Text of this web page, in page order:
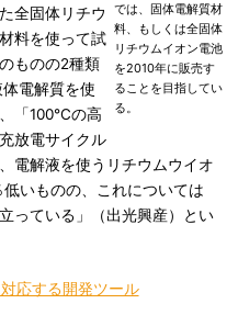
では、固体電解質材
料、もしくは全固体
リチウムイオン電池
を2010年に販売す
ることを目指してい
る。
全固体リチウ
料を使って試
ものの2種類
体電解質を使
「100℃の高
放電サイクル
電解液を使うリチウムウイオ
いものの、これについては
っている」（出光興産）とい
応する開発ツール